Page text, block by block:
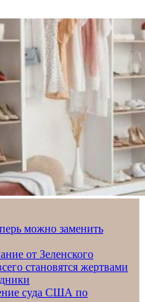
можно заменить
от Зеленского
становятся жертвами
суда США по